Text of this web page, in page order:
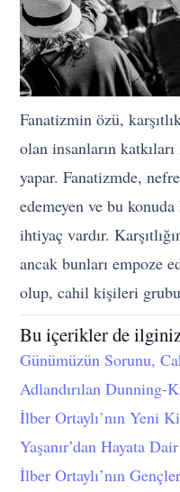
Fanatizmin özü,
olan insanların
yapar. Fanatizmde,
edemeyen ve bu
ihtiyaç vardır.
ancak bunları empoze
olup, cahil kişileri
Bu içerikler de
Günümüzün Sorunu,
Adlandırılan Dunning-
İlber Ortaylı’nın Yeni
Yaşanır’dan Hayata
İlber Ortaylı’nın